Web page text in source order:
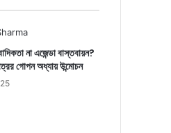
না এজেন্ডা বাস্তবায়ন?
গোপন অধ্যায় উন্মোচন